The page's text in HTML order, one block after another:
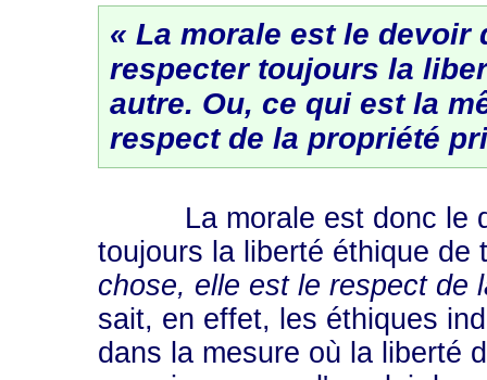
« La morale est le
respecter toujours la
autre. Ou, ce qui est la
respect de la propriété
La morale est donc le
toujours la liberté éthique
chose, elle est le respect de
sait, en effet, les éthiques
dans la mesure où la liberté